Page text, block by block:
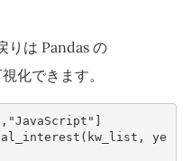
りは Pandas の
化できます。
, "JavaScript" ]
( kw_list ,
ye